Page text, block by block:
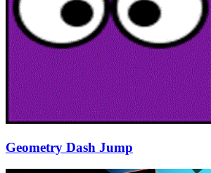
Geometry Dash Jump